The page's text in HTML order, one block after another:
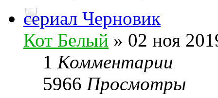
сериал Черновик
Кот Белый » 02 ноя
1 Комментарии
5966 Просмотры